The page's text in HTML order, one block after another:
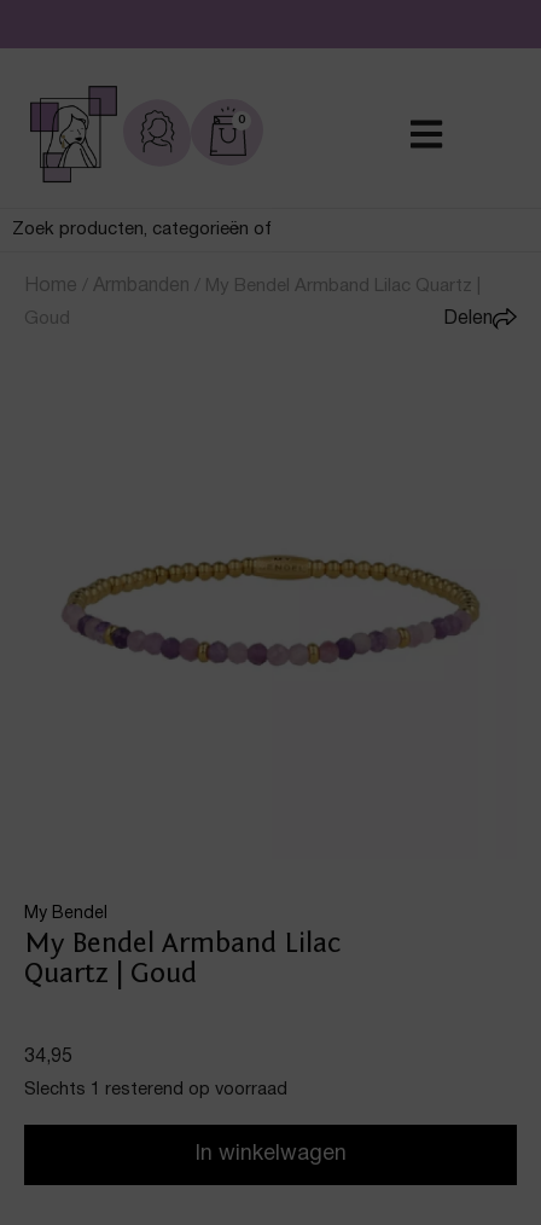
De leukste sieraden online en in de winkel
0
Home / Armbanden / My Bendel Armband Lilac Quartz |
Goud
My Bendel
My Bendel Armband Lilac
Quartz | Goud
Delen
34,95
Slechts 1 resterend op voorraad
In winkelwagen